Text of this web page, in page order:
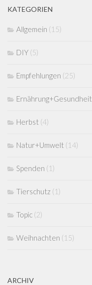
KATEGORIEN
Allgemein (15)
DIY (5)
Empfehlungen (25)
Ernährung+Gesundheit
Herbst (4)
Natur+Umwelt (14)
Spenden (1)
Tierschutz (1)
Topic (2)
Weihnachten (15)
ARCHIV